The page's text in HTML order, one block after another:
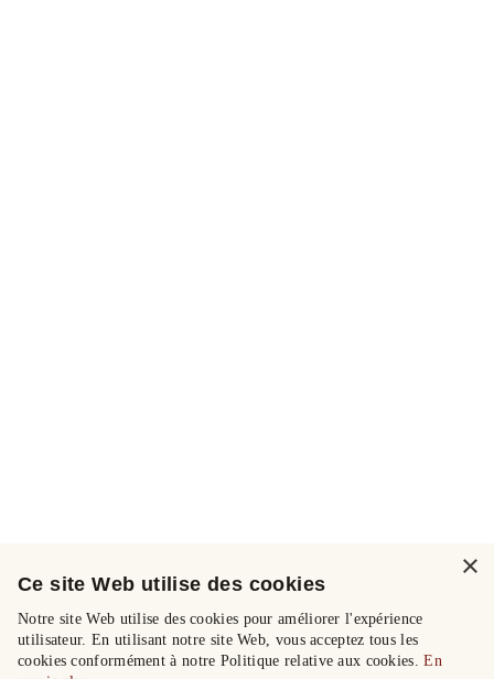
×
Ce site Web utilise des cookies
Notre site Web utilise des cookies pour améliorer l'expérience
utilisateur. En utilisant notre site Web, vous acceptez tous les
cookies conformément à notre Politique relative aux cookies.En